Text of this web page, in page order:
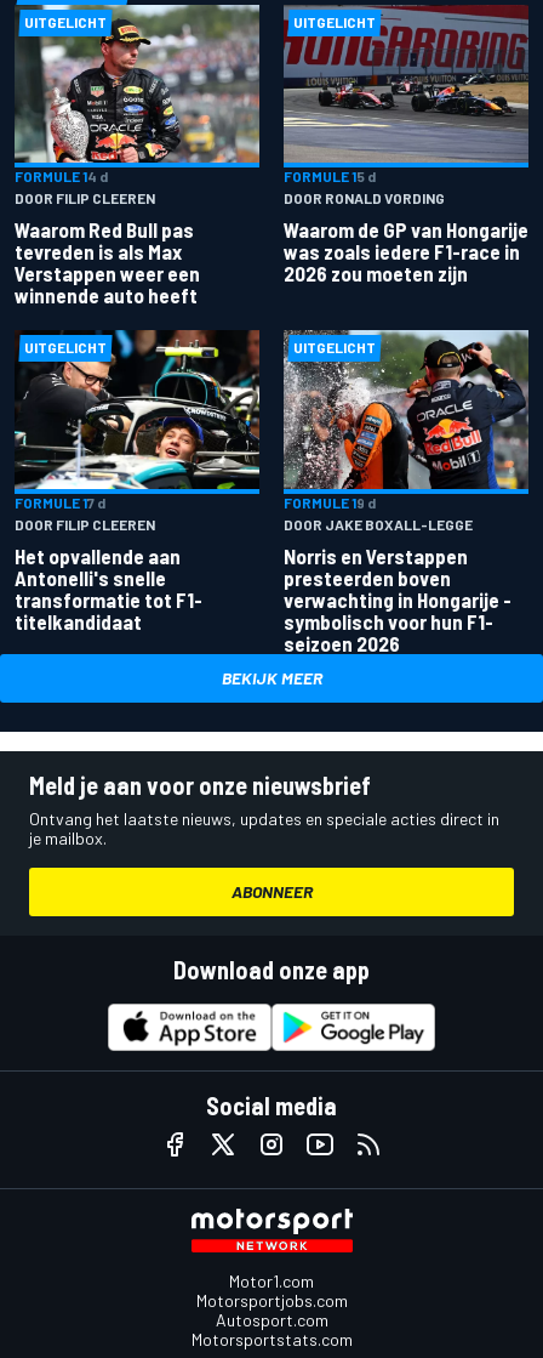
UITGELICHT
FORMULE 14 d
DOOR FILIP CLEEREN
Waarom Red Bull pas
tevreden is als Max
Verstappen weer een
winnende auto heeft
UITGELICHT
FORMULE 15 d
DOOR RONALD VORDING
Waarom de GP van Hongarije
was zoals iedere F1-race in
2026 zou moeten zijn
UITGELICHT
FORMULE 17 d
DOOR FILIP CLEEREN
Het opvallende aan
Antonelli's snelle
transformatie tot F1-
titelkandidaat
UITGELICHT
FORMULE 19 d
DOOR JAKE BOXALL-LEGGE
Norris en Verstappen
presteerden boven
verwachting in Hongarije -
symbolisch voor hun F1-
seizoen 2026
BEKIJK MEER
Meld je aan voor onze nieuwsbrief
Ontvang het laatste nieuws, updates en speciale acties direct in
je mailbox.
ABONNEER
Download onze app
Social media
Motor1.com
Motorsportjobs.com
Autosport.com
Motorsportstats.com